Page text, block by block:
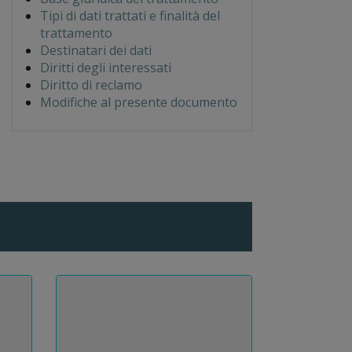
Tipi di dati trattati e finalità del
trattamento
Destinatari dei dati
Diritti degli interessati
Diritto di reclamo
Modifiche al presente documento